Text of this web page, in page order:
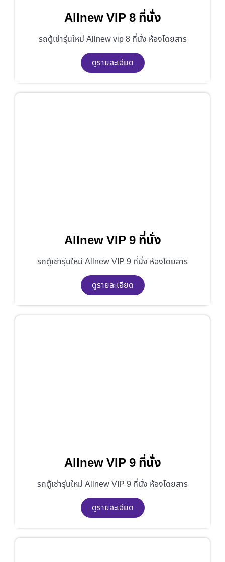
Allnew VIP 8 ที่นั่ง
รถตู้เช่ารุ่นใหม่ Allnew vip 8 ที่นั่ง ห้องโดยสาร
ดูรายละเอียด
Allnew VIP 9 ที่นั่ง
รถตู้เช่ารุ่นใหม่ Allnew VIP 9 ที่นั่ง ห้องโดยสาร
ดูรายละเอียด
Allnew VIP 9 ที่นั่ง
รถตู้เช่ารุ่นใหม่ Allnew VIP 9 ที่นั่ง ห้องโดยสาร
ดูรายละเอียด